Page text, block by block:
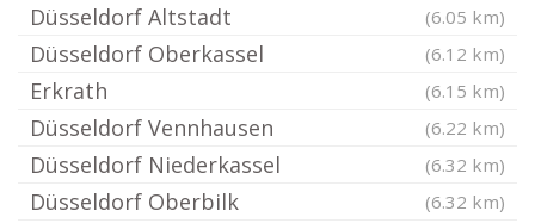
Düsseldorf Altstadt (6.05 km)
Düsseldorf Oberkassel (6.12 km)
Erkrath (6.15 km)
Düsseldorf Vennhausen (6.22 km)
Düsseldorf Niederkassel (6.32 km)
Düsseldorf Oberbilk (6.32 km)